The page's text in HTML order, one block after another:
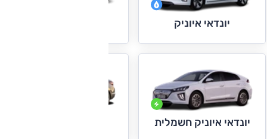
יונדאי איוניק
יונדאי איוניק חשמלית